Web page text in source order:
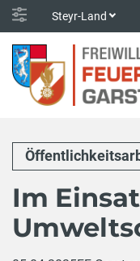
Steyr-Land
Im